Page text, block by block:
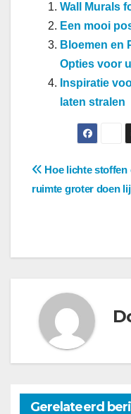
Wall Murals
Een mooi
Bloemen en
Opties voor
Inspiratie
laten stralen
Hoe lichte stoffen
ruimte groter doen
Gerelateerd